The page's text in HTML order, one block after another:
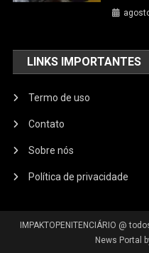
LINKS IMPORTANTES
Termo de uso
Contato
Sobre nós
Política de privacidade
IMPAKTOPENITENCIÁRIO @
News Portal